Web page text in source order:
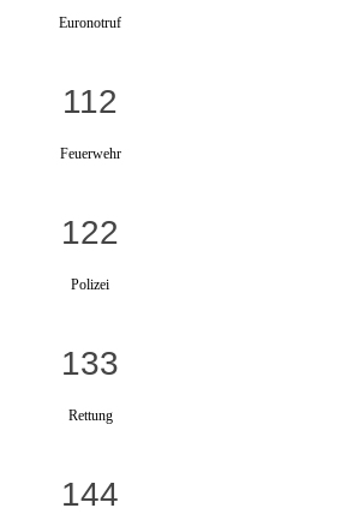
Euronotruf
112
Feuerwehr
122
Polizei
133
Rettung
144